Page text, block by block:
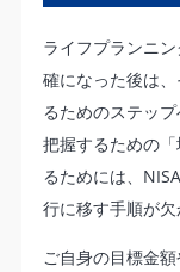
ライフプランニ
確になった後は
るためのステッ
把握するための
るためには、
行に移す手順が欠
ご自身の目標金